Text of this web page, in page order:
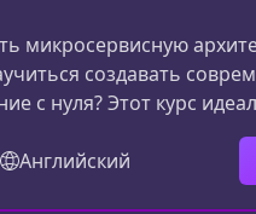
микросервисную
создавать
с нуля? Этот курс
которые хотят
Kubernetes и
вы создадите
Английский